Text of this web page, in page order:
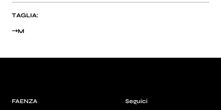
TAGLIA:
M
FAENZA Seguici